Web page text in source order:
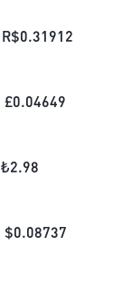
R$0.31912
£0.04649
₺2.98
$0.08737